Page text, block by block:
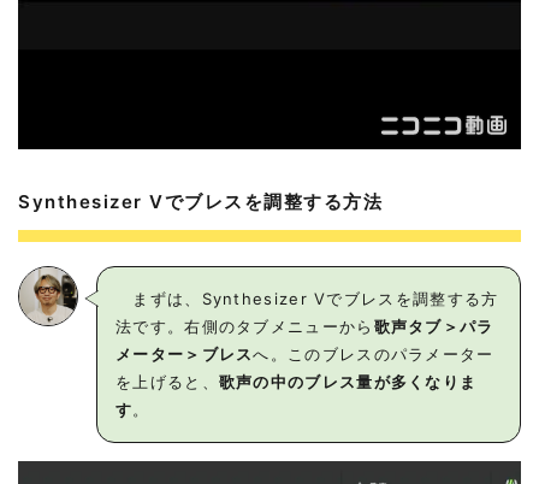
Synthesizer Vでブレスを調整する方法
まずは、Synthesizer Vでブレスを調整する方
法です。右側のタブメニューから 歌声タブ＞パラ
メーター＞ブレスへ。このブレスのパラメーター
を上げると、 歌声の中のブレス量が多くなりま
す。